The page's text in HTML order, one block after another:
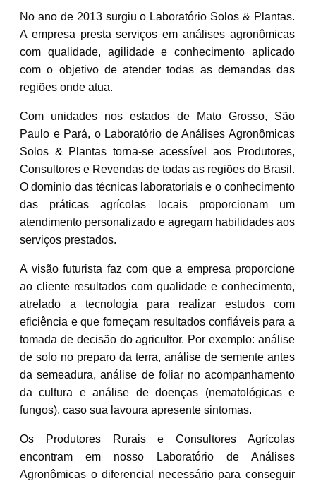
No ano de 2013 surgiu o Laboratório Solos & Plantas.
A empresa presta serviços em análises agronômicas
com qualidade, agilidade e conhecimento aplicado
com o objetivo de atender todas as demandas das
regiões onde atua.
Com unidades nos estados de Mato Grosso, São
Paulo e Pará, o Laboratório de Análises Agronômicas
Solos & Plantas torna-se acessível aos Produtores,
Consultores e Revendas de todas as regiões do Brasil.
O domínio das técnicas laboratoriais e o conhecimento
das práticas agrícolas locais proporcionam um
atendimento personalizado e agregam habilidades aos
serviços prestados.
A visão futurista faz com que a empresa proporcione
ao cliente resultados com qualidade e conhecimento,
atrelado a tecnologia para realizar estudos com
eficiência e que forneçam resultados confiáveis para a
tomada de decisão do agricultor. Por exemplo: análise
de solo no preparo da terra, análise de semente antes
da semeadura, análise de foliar no acompanhamento
da cultura e análise de doenças (nematológicas e
fungos), caso sua lavoura apresente sintomas.
Os Produtores Rurais e Consultores Agrícolas
encontram em nosso Laboratório de Análises
Agronômicas o diferencial necessário para conseguir